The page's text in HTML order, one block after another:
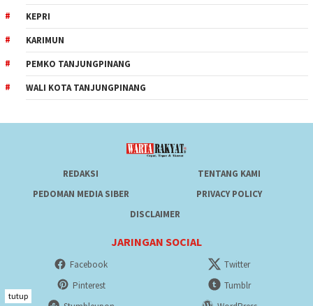
KEPRI
KARIMUN
PEMKO TANJUNGPINANG
WALI KOTA TANJUNGPINANG
REDAKSI
TENTANG KAMI
PEDOMAN MEDIA SIBER
PRIVACY POLICY
DISCLAIMER
JARINGAN SOCIAL
Facebook
Twitter
Pinterest
Tumblr
tutup